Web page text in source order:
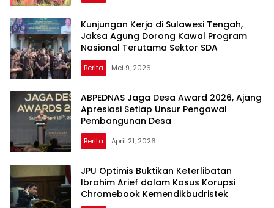
Kunjungan Kerja di Sulawesi Tengah,
Jaksa Agung Dorong Kawal Program
Nasional Terutama Sektor SDA
Berita Mei 9, 2026
ABPEDNAS Jaga Desa Award 2026, Ajang
Apresiasi Setiap Unsur Pengawal
Pembangunan Desa
Berita April 21, 2026
JPU Optimis Buktikan Keterlibatan
Ibrahim Arief dalam Kasus Korupsi
Chromebook Kemendikbudristek